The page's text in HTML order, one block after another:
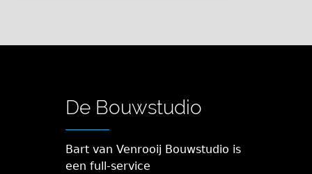
De Bouwstudio
Bart van Venrooij Bouwstudio is
een full-service